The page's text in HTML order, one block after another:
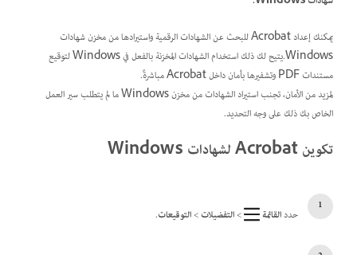
يمكنك إعداد Acrobat للبحث عن الشهادات الرقمية واستيرادها من مخزن شهادات
Windows.يتيح لك ذلك استخدام الشهادات المخزنة بالفعل في Windows لتوقيع
مستندات PDF وتشفيرها بأمان داخل Acrobat مباشرةً.
لمزيد من الأمان، تجنب استيراد الشهادات من مخزن Windows ما لم يتطلب سير العمل
الخاص بك ذلك على وجه التحديد.
تكوين Acrobat لشهادات Windows
حددالقائمة >التفضيلات>التوقيعات.